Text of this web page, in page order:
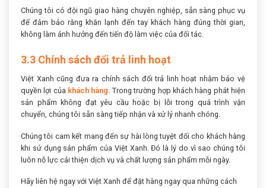
Chúng tôi có đội ngũ giao hàng chuyên nghiệp, sẵn sàng phục vụ
để đảm bảo rằng khăn lạnh đến tay khách hàng đúng thời gian,
không làm ảnh hưởng đến tiến độ làm việc của đối tác.
3.3 Chính sách đổi trả linh hoạt
Việt Xanh cũng đưa ra chính sách đổi trả linh hoạt nhằm bảo vệ
quyền lợi của khách hàng. Trong trường hợp khách hàng phát hiện
sản phẩm không đạt yêu cầu hoặc bị lỗi trong quá trình vận
chuyển, chúng tôi sẵn sàng tiếp nhận và xử lý nhanh chóng.
Chúng tôi cam kết mang đến sự hài lòng tuyệt đối cho khách hàng
khi sử dụng sản phẩm của Việt Xanh. Đó là lý do vì sao chúng tôi
luôn nỗ lực cải thiện dịch vụ và chất lượng sản phẩm mỗi ngày.
Hãy liên hệ ngay với Việt Xanh để đặt hàng ngay qua những cách